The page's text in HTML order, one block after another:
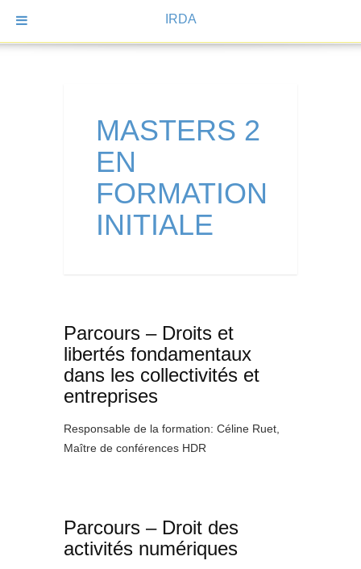
MASTERS 2
EN
FORMATION
INITIALE
Parcours – Droits et
libertés fondamentaux
dans les collectivités et
entreprises
Responsable de la formation: Céline Ruet,
Maître de conférences HDR
Parcours – Droit des
activités numériques
IRDA